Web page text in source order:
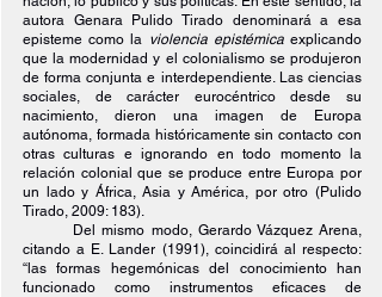
autora Genara Pulido Tirado denominará a esa
episteme como la violencia epistémica explicando
que la modernidad y el colonialismo se produjeron
de forma conjunta e interdependiente. Las ciencias
sociales, de carácter eurocéntrico desde su
nacimiento, dieron una imagen de Europa
autónoma, formada históricamente sin contacto con
otras culturas e ignorando en todo momento la
relación colonial que se produce entre Europa por
un lado y África, Asia y América, por otro (Pulido
Tirado, 2009: 183).
Del mismo modo, Gerardo Vázquez Arena,
citando a E. Lander (1991), coincidirá al respecto:
“las formas hegemónicas del conocimiento han
funcionado como instrumentos eficaces de